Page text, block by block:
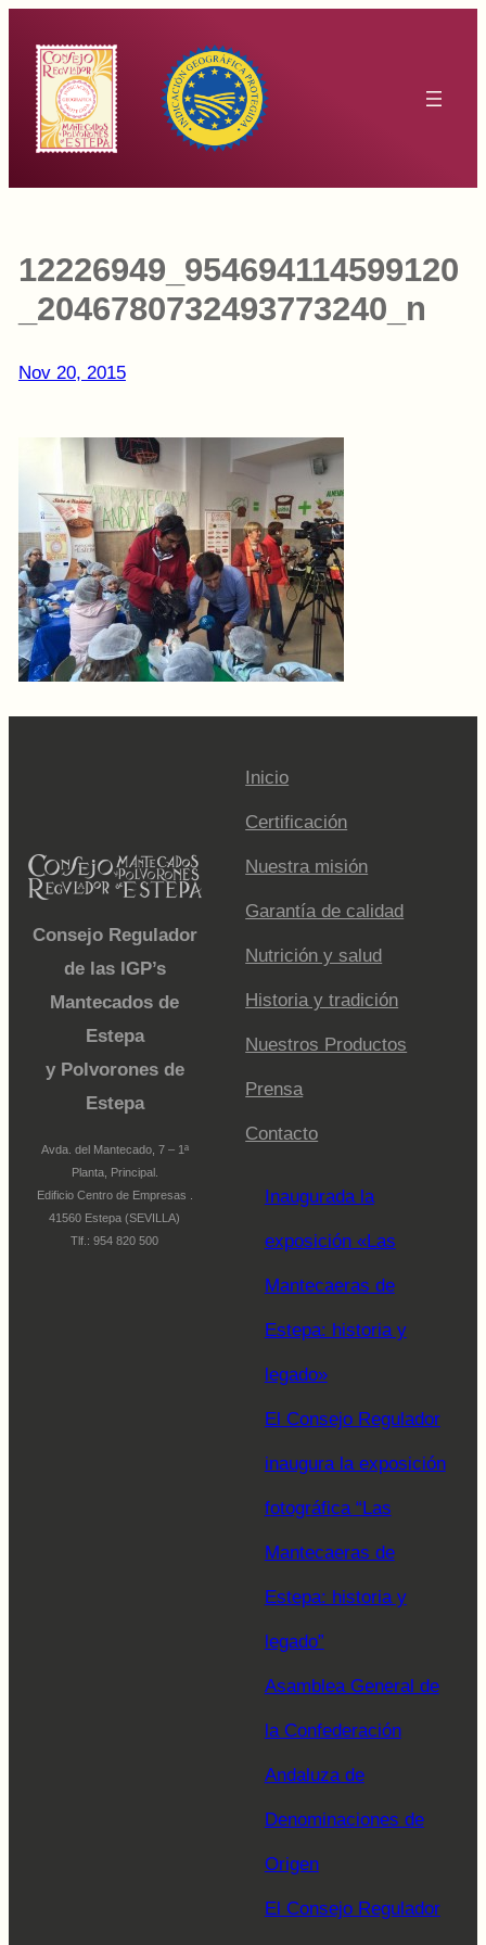
contenido
12226949_954694114599120
_2046780732493773240_n
Nov 20, 2015
Consejo Regulador
de las IGP’s
Mantecados de
Estepa
y Polvorones de
Estepa
Avda. del Mantecado, 7 – 1ª
Planta, Principal.
Edificio Centro de Empresas .
41560 Estepa (SEVILLA)
Tlf.: 954 820 500
Inicio
Certificación
Nuestra misión
Garantía de calidad
Nutrición y salud
Historia y tradición
Nuestros Productos
Prensa
Contacto
Inaugurada la
exposición «Las
Mantecaeras de
Estepa: historia y
legado»
El Consejo Regulador
inaugura la exposición
fotográfica “Las
Mantecaeras de
Estepa: historia y
legado”
Asamblea General de
la Confederación
Andaluza de
Denominaciones de
Origen
El Consejo Regulador